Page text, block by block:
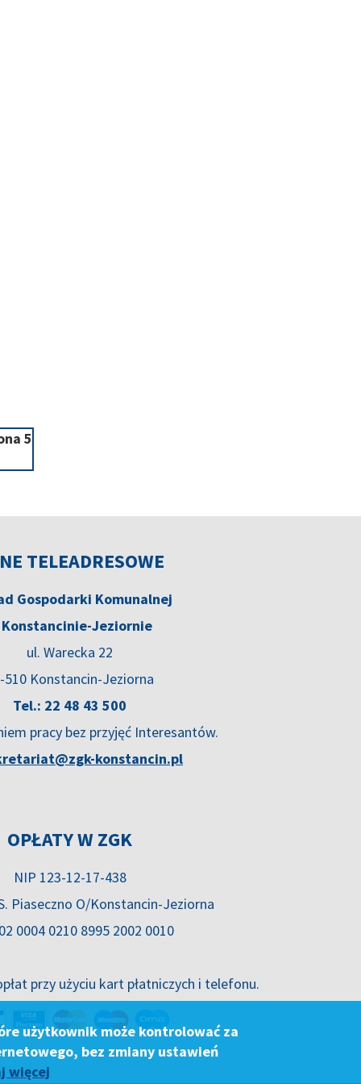
użytkownik może kontrolować za
bez zmiany ustawień
więcej
5
TELEADRESOWE
Gospodarki Komunalnej
Jeziornie
ul. Warecka 22
510 Konstancin-Jeziorna
Tel.: 22 48 43 500
pracy bez przyjęć Interesantów.
konstancin.pl
OPŁATY W ZGK
NIP 123-12-17-438
Piaseczno O/Konstancin-Jeziorna
0004 0210 8995 2002 0010
przy użyciu kart płatniczych i telefonu.